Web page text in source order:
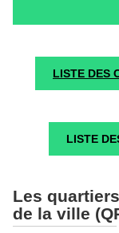
LISTE DES
LISTE
Les
de la ville